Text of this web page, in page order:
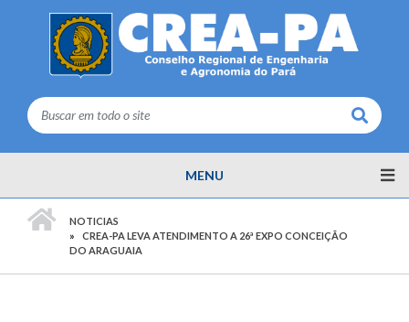
Buscar
MENU
NOTICIAS
CREA-PA LEVA ATENDIMENTO A 26ª EXPO CONCEIÇÃO
DO ARAGUAIA